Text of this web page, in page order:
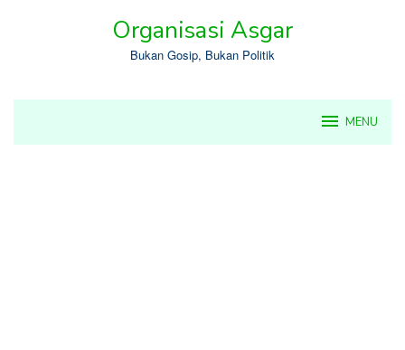
Organisasi Asgar
Bukan Gosip, Bukan Politik
MENU